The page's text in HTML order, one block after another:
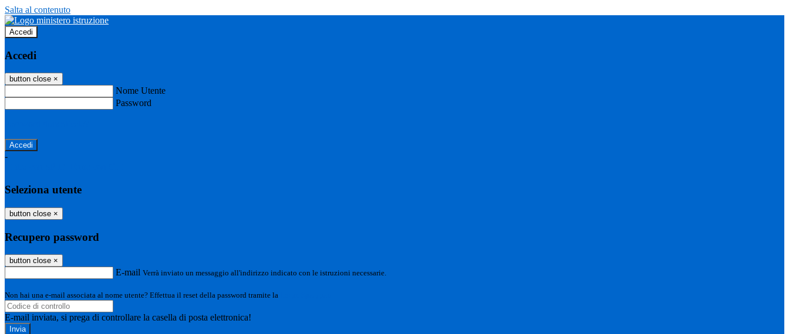
Salta al contenuto
Accedi
Accedi
button close ×
Nome Utente
Password
-
Seleziona utente
button close ×
Recupero password
button close ×
E-mail Verrà inviato un messaggio all'indirizzo indicato con le istruzioni necessarie.
Non hai una e-mail associata al nome utente? Effettua il reset della password tramite la
E-mail inviata, si prega di controllare la casella di posta elettronica!